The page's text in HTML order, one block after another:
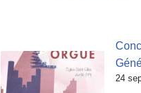
24